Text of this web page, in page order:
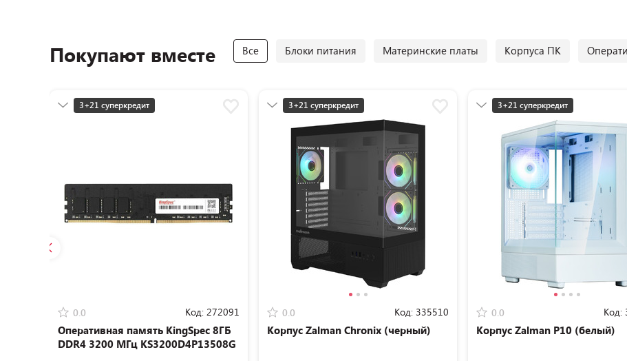
Покупают вместе Все Блоки питания Материнские платы Корпуса ПК
3+21 суперкредит
0.0 Код: 272091
Оперативная память KingSpec 8ГБ
DDR4 3200 МГц KS3200D4P13508G
3+21 суперкредит
Разумная цена
0.0 Код: 335510
Корпус Zalman Chronix (черный)
3+21 суперкредит
Разумная цена
0.0 Код:
Корпус Zalman P10 (белый)